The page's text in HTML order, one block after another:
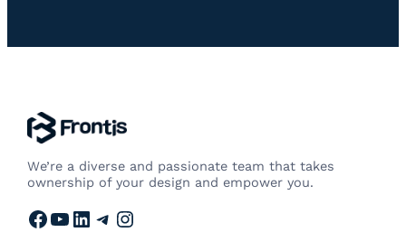
We’re a diverse and passionate team that takes
ownership of your design and empower you.
Facebook YouTube LinkedIn Telegram Instagram